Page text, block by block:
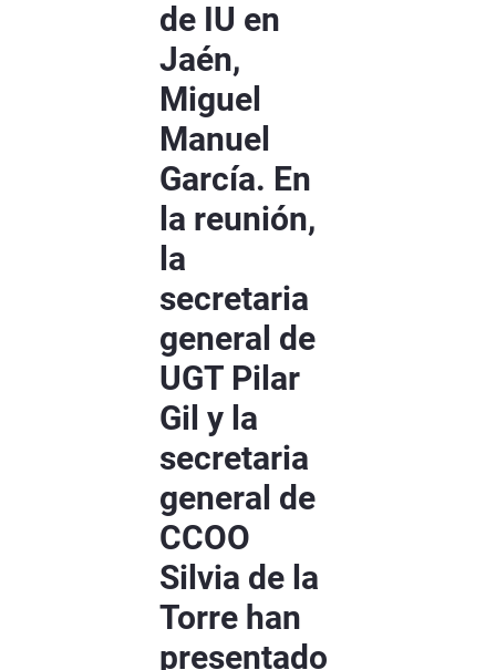
de IU en
Jaén,
Miguel
Manuel
García. En
la reunión,
la
secretaria
general de
UGT Pilar
Gil y la
secretaria
general de
CCOO
Silvia de la
Torre han
presentado